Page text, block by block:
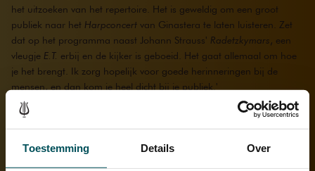
Toestemming Details Over
het uitzoeken van het repertoire. Het is geweldig om een groot
publiek naar het Harpconcert van Ginastera te laten luisteren. Zet
dat op het programma naast Johann Strauss' Radetzkymars, een
vleugje E.T. erbij en de kijker is geboeid. Het gaat allemaal om hoe
je het brengt. Ik zorg hopelijk voor goede herinneringen bij de
mensen, en dan kom je heel dicht bij je publiek.'